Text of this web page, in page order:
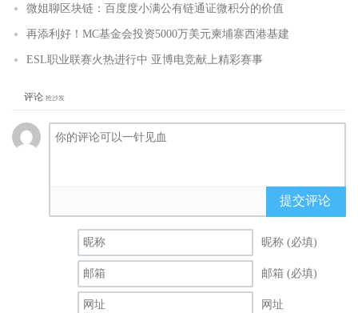
微姐聊区块链：百度度小满公有链通证微积分的价值
再添利好！MC基金会投资5000万美元柬埔寨西港基建
ESL职业联赛火热进行中 亚博电竞献上精彩赛事
评论 抢沙发
提交评论
昵称 (必填)
邮箱 (必填)
网址